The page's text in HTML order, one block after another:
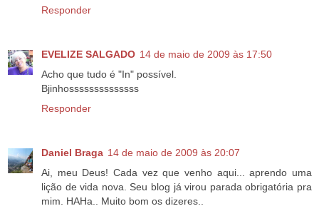
Responder
EVELIZE SALGADO 14 de maio de 2009 às 17:50
Acho que tudo é "In" possível.
Bjinhossssssssssssss
Responder
Daniel Braga 14 de maio de 2009 às 20:07
Ai, meu Deus! Cada vez que venho aqui... aprendo uma
lição de vida nova. Seu blog já virou parada obrigatória pra
mim. HAHa.. Muito bom os dizeres..